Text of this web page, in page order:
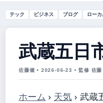
テック ビジネス ブログ ローカ
武蔵五日
佐藤健 • 2026-06-23 • 監修 佐藤
ホーム › 天気 › 武蔵